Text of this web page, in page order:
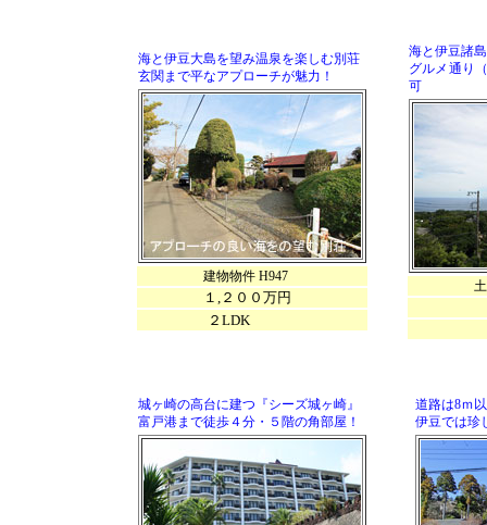
海と伊豆大島を望み温泉を楽しむ別荘
玄関まで平なアプローチが魅力！
建物物件 H947
１,２００万円
２LDK
海と伊豆諸
グルメ通り
可
土地
城ヶ崎の高台に建つ『シーズ城ヶ崎』
富戸港まで徒歩４分・５階の角部屋！
道路は8ｍ
伊豆では珍